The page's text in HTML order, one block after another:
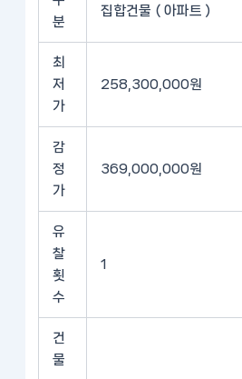
분
집합건물 ( 아파트 )
최
저
가
258,300,000원
감
정
가
369,000,000원
유
찰
횟
수
1
건
물